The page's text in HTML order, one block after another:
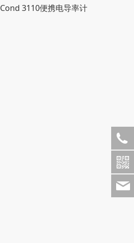
Cond 3110便携电导率计